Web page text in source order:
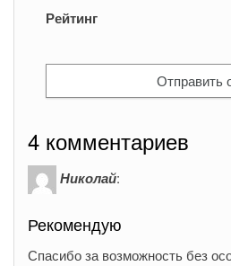
Рейтинг
4 комментариев
Николай:
Рекомендую
Спасибо за возможность без